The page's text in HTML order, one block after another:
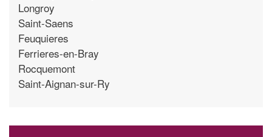
Longroy
Saint-Saens
Feuquieres
Ferrieres-en-Bray
Rocquemont
Saint-Aignan-sur-Ry